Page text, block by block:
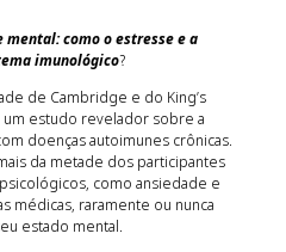
mental: como o estresse e a
imunológico?
de Cambridge e do King’s
estudo revelador sobre a
doenças autoimunes crônicas.
da metade dos participantes
como ansiedade e
médicas, raramente ou nunca
estado mental.